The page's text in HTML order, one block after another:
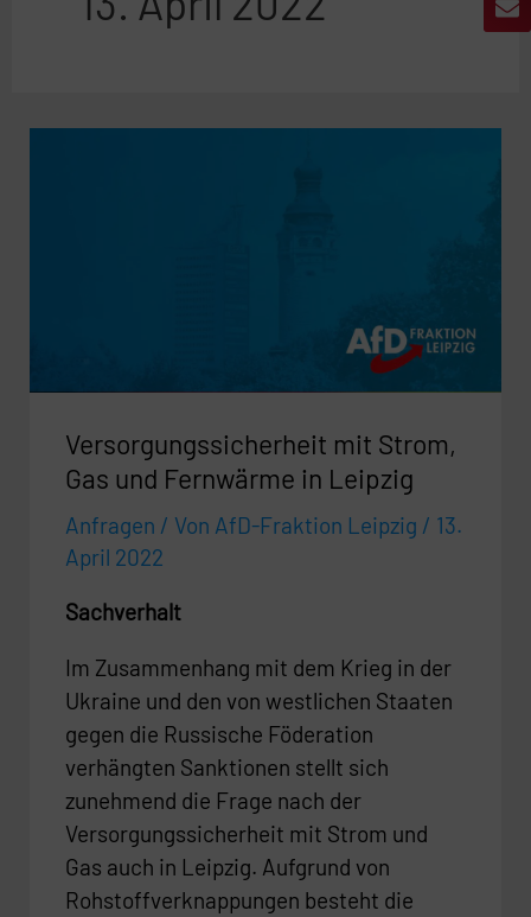
Versorgungssicherheit mit Strom,
Gas und Fernwärme in Leipzig
Anfragen / Von AfD-Fraktion Leipzig / 13.
April 2022
Sachverhalt
Im Zusammenhang mit dem Krieg in der
Ukraine und den von westlichen Staaten
gegen die Russische Föderation
verhängten Sanktionen stellt sich
zunehmend die Frage nach der
Versorgungssicherheit mit Strom und
Gas auch in Leipzig. Aufgrund von
Rohstoffverknappungen besteht die